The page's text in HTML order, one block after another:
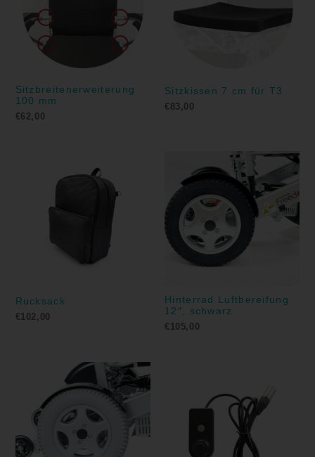
Sitzbreitenerweiterung
100 mm
€62,00
Sitzkissen 7 cm für T3
€ 83,00
Rucksack
€102,00
Hinterrad Luftbereifung
12″, schwarz
€ 105,00